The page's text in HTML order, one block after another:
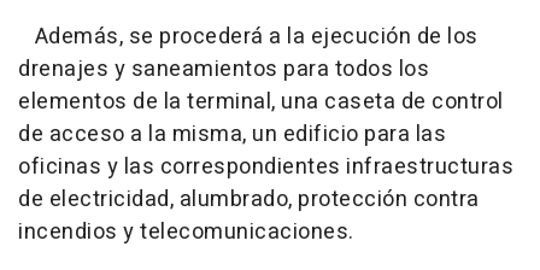
Además, se procederá a la ejecución de los
drenajes y saneamientos para todos los
elementos de la terminal, una caseta de control
de acceso a la misma, un edificio para las
oficinas y las correspondientes infraestructuras
de electricidad, alumbrado, protección contra
incendios y telecomunicaciones.